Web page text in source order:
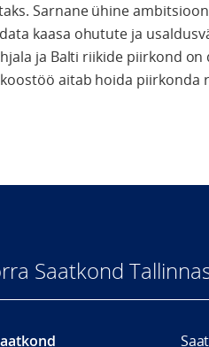
Sarnane ühine
kaasa ohutute ja
ja Balti riikide piirkond
aitab hoida piirkonda
Saatkond